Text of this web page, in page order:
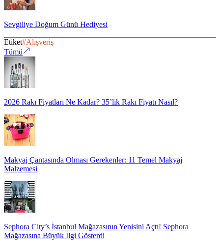
Sevgiliye Doğum Günü Hediyesi
Etiket#Alışveriş
Tümü
2026 Rakı Fiyatları Ne Kadar? 35’lik Rakı Fiyatı Nasıl?
Makyaj Çantasında Olması Gerekenler: 11 Temel Makyaj
Malzemesi
Sephora City’s İstanbul Mağazasının Yenisini Açtı! Sephora
Mağazasına Büyük İlgi Gösterdi